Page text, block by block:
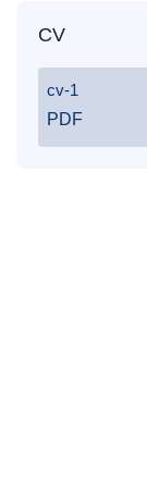
CV
cv-1
PDF